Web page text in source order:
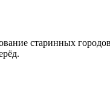
старинных